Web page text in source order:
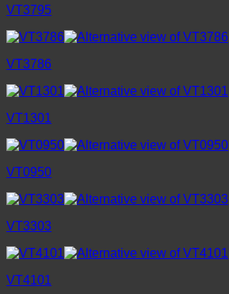
VT3795
VT3786
VT1301
VT0950
VT3303
VT4101